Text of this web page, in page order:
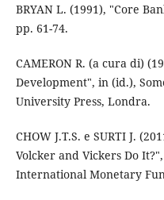
BRYAN L. (1991), "Core
pp. 61-74.
CAMERON R. (a cura di)
Development", in (id.),
University Press, Londra.
CHOW J.T.S. e SURTI J.
Volcker and Vickers Do
International Monetary